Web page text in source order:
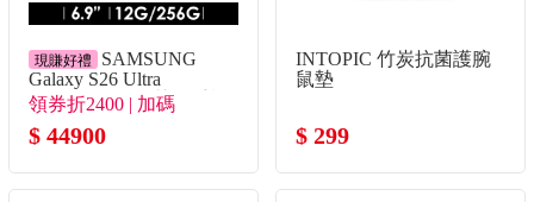
現賺好禮
SAMSUNG
Galaxy S26 Ultra
12G/256G AI智慧型手機
漫遊藍
領券折2400 | 加碼
Bud4Pro+殼貼組+熱敷眼
$ 44900
INTOPIC 竹炭抗菌護腕
鼠墊
$ 299